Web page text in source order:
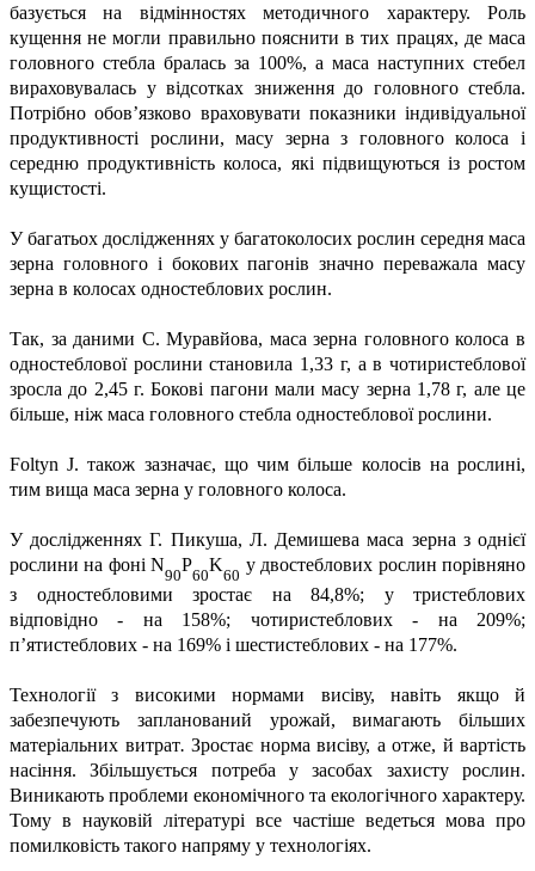
базується на відмінностях методичного характеру. Роль
кущення не могли правильно пояснити в тих працях, де маса
головного стебла бралась за 100%, а маса наступних стебел
вираховувалась у відсотках зниження до головного стебла.
Потрібно обов’язково враховувати показники індивідуальної
продуктивності рослини, масу зерна з головного колоса і
середню продуктивність колоса, які підвищуються із ростом
кущистості.
У багатьох дослідженнях у багатоколосих рослин середня маса
зерна головного і бокових пагонів значно переважала масу
зерна в колосах одностеблових рослин.
Так, за даними С. Муравйова, маса зерна головного колоса в
одностеблової рослини становила 1,33 г, а в чотиристеблової
зросла до 2,45 г. Бокові пагони мали масу зерна 1,78 г, але це
більше, ніж маса головного стебла одностеблової рослини.
Foltyn J. також зазначає, що чим більше колосів на рослині,
тим вища маса зерна у головного колоса.
У дослідженнях Г. Пикуша, Л. Демишева маса зерна з однієї
рослини на фоні N
90
P
60
K
60
у двостеблових рослин порівняно
з одностебловими зростає на 84,8%; у тристеблових
відповідно - на 158%; чотиристеблових - на 209%;
п’ятистеблових - на 169% і шестистеблових - на 177%.
Технології з високими нормами висіву, навіть якщо й
забезпечують запланований урожай, вимагають більших
матеріальних витрат. Зростає норма висіву, а отже, й вартість
насіння. Збільшується потреба у засобах захисту рослин.
Виникають проблеми економічного та екологічного характеру.
Тому в науковій літературі все частіше ведеться мова про
помилковість такого напряму у технологіях.